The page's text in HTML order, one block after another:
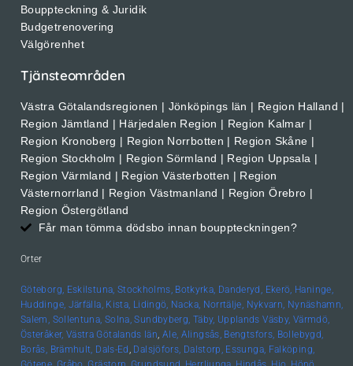
Bouppteckning & Juridik
Budgetrenovering
Välgörenhet
Tjänsteområden
Västra Götalandsregionen | Jönköpings län | Region Halland |
Region Jämtland | Härjedalen Region | Region Kalmar |
Region Kronoberg | Region Norrbotten | Region Skåne |
Region Stockholm | Region Sörmland | Region Uppsala |
Region Värmland | Region Västerbotten | Region
Västernorrland | Region Västmanland | Region Örebro |
Region Östergötland
Får man tömma dödsbo innan bouppteckningen?
Orter
Göteborg, Eskilstuna, Stockholms, Botkyrka, Danderyd, Ekerö, Haninge,
Huddinge, Järfälla, Kista, Lidingö, Nacka, Norrtälje, Nykvarn, Nynäshamn,
Salem, Sollentuna, Solna, Sundbyberg, Täby, Upplands Väsby, Värmdö,
Österåker, Västra Götalands län, Ale, Alingsås, Bengtsfors, Bollebygd,
Borås, Brämhult, Dals-Ed , Dalsjöfors, Dalstorp, Essunga, Falköping,